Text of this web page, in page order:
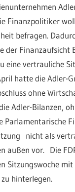
Finanzpolitiker
befragen.
der
eine vertrauliche
hatte die Adler-
ohne
Adler-Bilanzen,
nicht als
außen vor. Die
Sitzungswoche
hinterlegen.